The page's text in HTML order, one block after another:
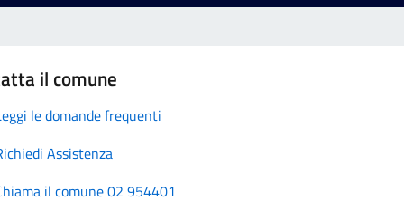
il comune
le domande frequenti
Assistenza
il comune 02 954401